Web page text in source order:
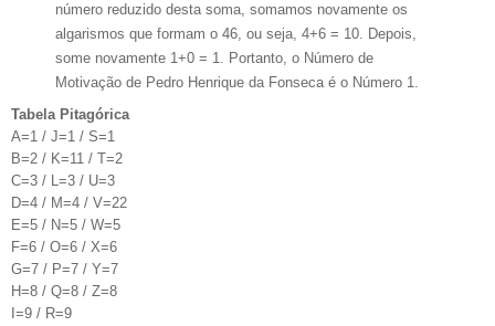
número reduzido desta soma, somamos novamente os
algarismos que formam o 46, ou seja, 4+6 = 10. Depois,
some novamente 1+0 = 1. Portanto, o Número de
Motivação de Pedro Henrique da Fonseca é o Número 1.
Tabela Pitagórica
A=1 / J=1 / S=1
B=2 / K=11 / T=2
C=3 / L=3 / U=3
D=4 / M=4 / V=22
E=5 / N=5 / W=5
F=6 / O=6 / X=6
G=7 / P=7 / Y=7
H=8 / Q=8 / Z=8
I=9 / R=9